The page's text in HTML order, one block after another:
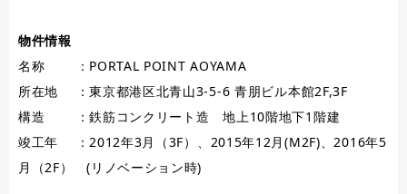
物件情報
名称 ：PORTAL POINT AOYAMA
所在地 ：東京都港区北青山3-5-6 青朋ビル本館2F,3F
構造 ：鉄筋コンクリート造 地上10階地下1階建
竣工年 ：2012年3月（3F）、2015年12月(M2F)、2016年5
月（2F） (リノベーション時)